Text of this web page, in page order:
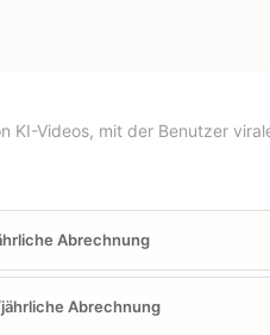
KI-Videos, mit der Benutzer
Abrechnung
Abrechnung